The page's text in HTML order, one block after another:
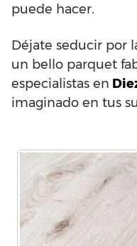
puede hacer.
Déjate seducir por
un bello parquet
especialistas en
imaginado en tus